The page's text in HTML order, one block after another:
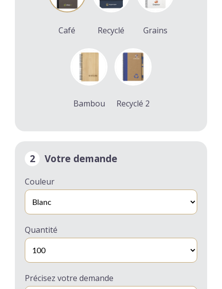
Café Recyclé Grains
Bambou Recyclé 2
2 Votre demande
Couleur
Quantité
Précisez votre demande